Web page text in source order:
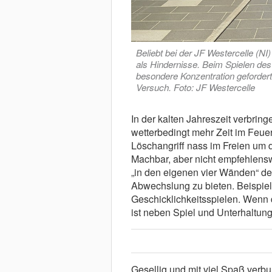
Beliebt bei der JF Westercelle
als Hindernisse. Beim Spielen
besondere Konzentration
Versuch. Foto: JF Westercelle
In der kalten Jahreszeit
wetterbedingt mehr Zeit im
Löschangriff nass im Freien um
Machbar, aber nicht
„in den eigenen vier Wänden“
Abwechslung zu bieten.
Geschicklichkeitsspielen.
ist neben Spiel und